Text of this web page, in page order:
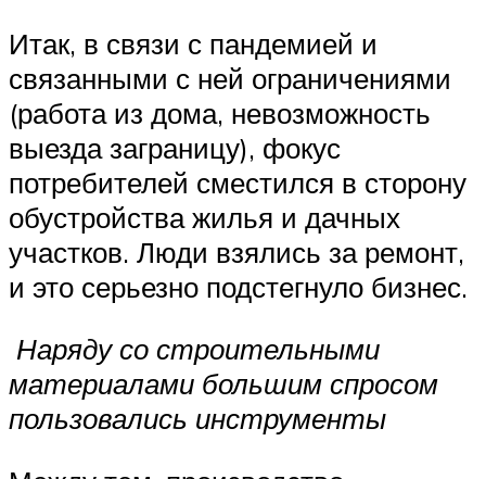
Итак, в связи с пандемией и
связанными с ней ограничениями
(работа из дома, невозможность
выезда заграницу), фокус
потребителей сместился в сторону
обустройства жилья и дачных
участков. Люди взялись за ремонт,
и это серьезно подстегнуло бизнес.
Наряду со строительными
материалами большим спросом
пользовались инструменты